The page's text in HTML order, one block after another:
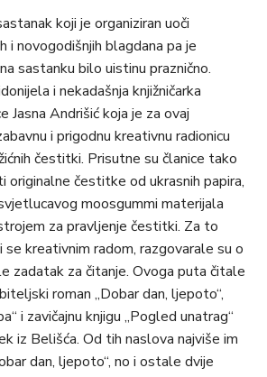
koji je organiziran uoči
i novogodišnjih blagdana pa je
sastanku bilo uistinu praznično.
i nekadašnja knjižničarka
Jasna Andrišić koja je za ovaj
i prigodnu kreativnu radionicu
čestitki. Prisutne su članice tako
originalne čestitke od ukrasnih papira,
moosgummi materijala
za pravljenje čestitki. Za to
se kreativnim radom, razgovarale su o
zadatak za čitanje. Ovoga puta čitale
roman „Dobar dan, ljepoto“,
i zavičajnu knjigu „Pogled unatrag“
iz Belišća. Od tih naslova najviše im
dan, ljepoto“, no i ostale dvije